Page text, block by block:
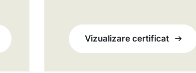
Vizualizare certificat